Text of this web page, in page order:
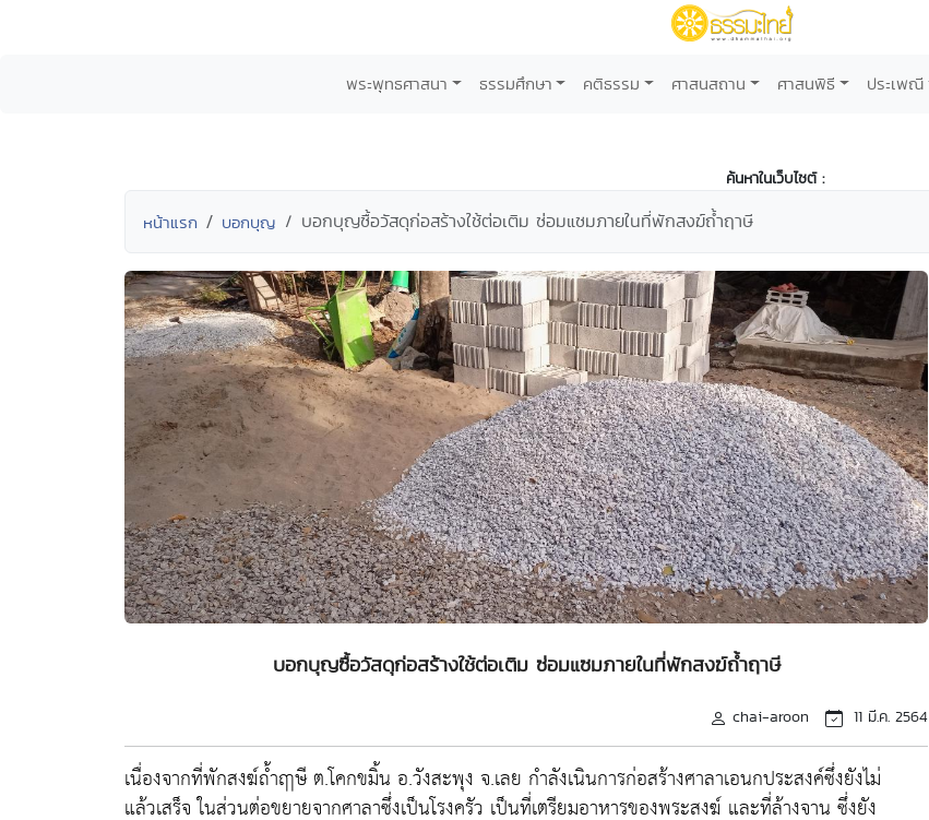
พระพุทธศาสนา ธรรมศึกษา คติธรรม ศาสนสถาน ศาสนพิธี ประเพณี
ค้นหาในเว็บไซต์ :
หน้าแรก บอกบุญ บอกบุญซื้อวัสดุก่อสร้างใช้ต่อเติม ซ่อมแซมภายในที่พักสงฆ์ถ้ำฤาษี
บอกบุญซื้อวัสดุก่อสร้างใช้ต่อเติม ซ่อมแซมภายในที่พักสงฆ์ถ้ำฤาษี
chai-aroon 11 มี.ค. 2564
เนื่องจากที่พักสงฆ์ถ้ำฤาษี ต.โคกขมิ้น อ.วังสะพุง จ.เลย กำลังเนินการก่อสร้างศาลาเอนกประสงค์ซึ่งยังไม่
แล้วเสร็จ ในส่วนต่อขยายจากศาลาซึ่งเป็นโรงครัว เป็นที่เตรียมอาหารของพระสงฆ์ และที่ล้างจาน ซึ่งยัง